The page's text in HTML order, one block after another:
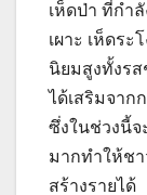
เห็ดป่า ที่กำ
เผาะ เห็ดระ
นิยมสูงทั้งร
ได้เสริมจาก
ซึ่งในช่วงนี้จ
มากทำให้ช
สร้างรายได้